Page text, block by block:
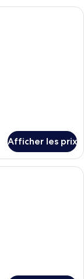
d’hôtel avec un
Afficher les prix
d’hôtel moderne